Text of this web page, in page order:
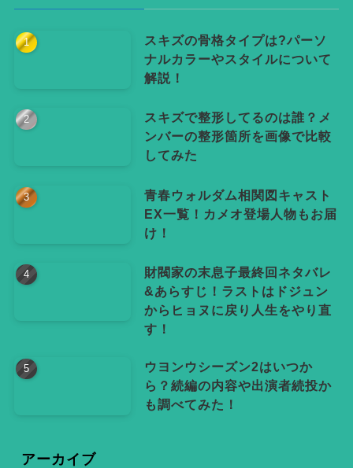
スキズの骨格タイプは?パーソ
ナルカラーやスタイルについて
解説！
スキズで整形してるのは誰？メ
ンバーの整形箇所を画像で比較
してみた
青春ウォルダム相関図キャスト
EX一覧！カメオ登場人物もお届
け！
財閥家の末息子最終回ネタバレ
&あらすじ！ラストはドジュン
からヒョヌに戻り人生をやり直
す！
ウヨンウシーズン2はいつか
ら？続編の内容や出演者続投か
も調べてみた！
アーカイブ